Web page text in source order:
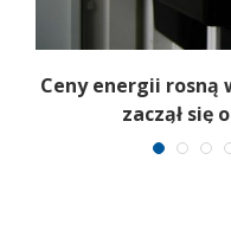
Ceny energii rosną
zaczął się